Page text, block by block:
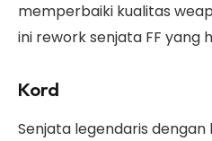
memperbaiki kualitas
ini rework senjata FF yang
Kord
Senjata legendaris